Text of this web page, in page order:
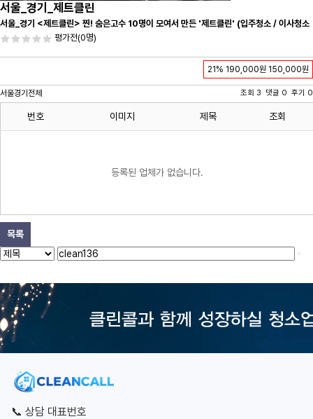
서울_경기_제트클린
서울_경기 <제트클린> 찐! 숨은고수 10명이 모여서 만든 '제트클린' (입주청소 / 이사청소
/ 줄눈시공) 항상 꼼꼼하게 친절하게 응대하겠습니다^-^
평가전(0명)
21% 190,000원 150,000원
서울경기전체 조회 3 댓글 0 후기 0
번호 이미지 제목 조회
등록된 업체가 없습니다.
목록
📞 상담 대표번호